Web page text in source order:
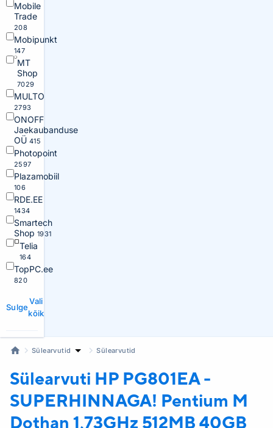
Mobile
Trade
208
Mobipunkt
147
MT
Shop
7029
MULTO
2793
ONOFF
Jaekaubanduse
OÜ 415
Photopoint
2597
Plazamobiil
106
RDE.EE
1434
Smartech
Shop 1931
Telia
164
TopPC.ee
820
Sulge
Vali
kõik
Sülearvutid Sülearvutid
Sülearvuti HP PG801EA -
SUPERHINNAGA! Pentium M
Dothan 1,73GHz 512MB 40GB